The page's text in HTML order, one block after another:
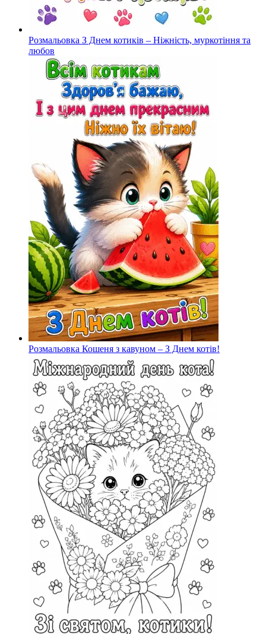
Розмальовка З Днем котиків – Ніжність, муркотіння та
любов
Розмальовка Кошеня з кавуном – З Днем котів!